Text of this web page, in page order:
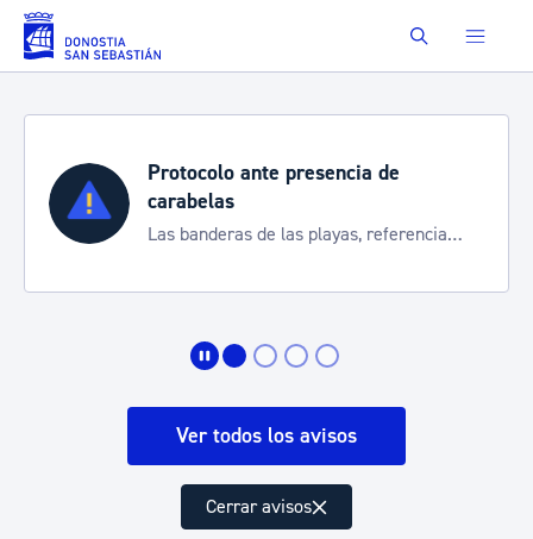
Saltar al contenido principal Buscar
Protocolo ante presencia de
carabelas
Las banderas de las playas, referencia
Ver todos los avisos
Cerrar avisos